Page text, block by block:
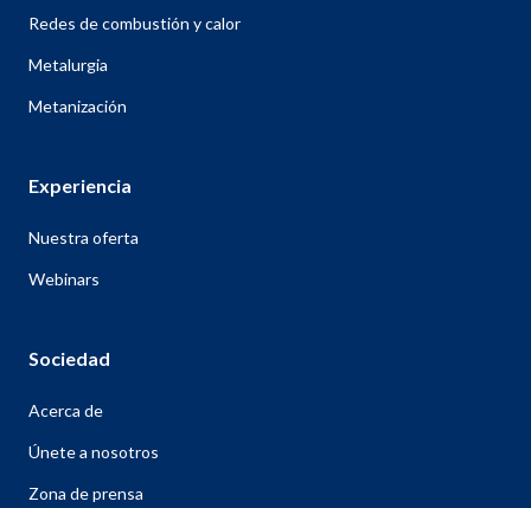
Redes de combustión y calor
Metalurgia
Metanización
Experiencia
Nuestra oferta
Webinars
Sociedad
Acerca de
Únete a nosotros
Zona de prensa